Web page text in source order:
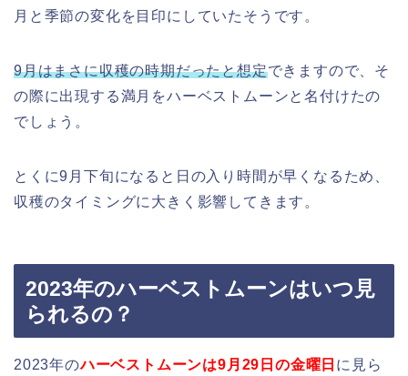
月と季節の変化を目印にしていたそうです。
9月はまさに収穫の時期だったと想定できますので、そ
の際に出現する満月をハーベストムーンと名付けたの
でしょう。
とくに9月下旬になると日の入り時間が早くなるため、
収穫のタイミングに大きく影響してきます。
2023年のハーベストムーンはいつ見
られるの？
2023年のハーベストムーンは9月29日の金曜日 に見ら